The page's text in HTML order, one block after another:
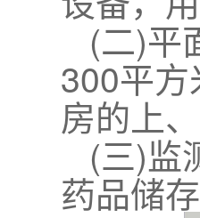
(二)平
300平
房的上
(三)监
药品储